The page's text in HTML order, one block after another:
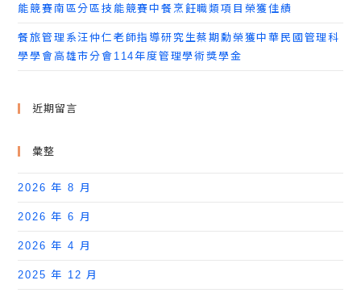
能競賽南區分區技能競賽中餐烹飪職類項目榮獲佳績
餐旅管理系汪仲仁老師指導研究生蔡期勳榮獲中華民國管理科
學學會高雄市分會114年度管理學術獎學金
近期留言
彙整
2026 年 8 月
2026 年 6 月
2026 年 4 月
2025 年 12 月